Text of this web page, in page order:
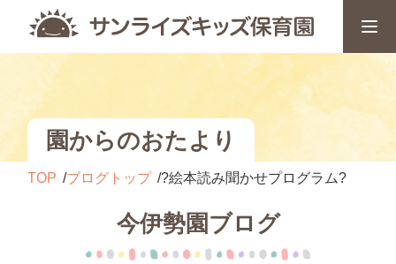
園からのおたより
TOP ブログトップ ?絵本読み聞かせプログラム?
今伊勢園ブログ